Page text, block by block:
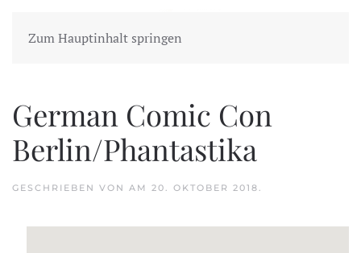
Zum Hauptinhalt springen
German Comic Con
Berlin/Phantastika
GESCHRIEBEN VON AM 20. OKTOBER 2018.